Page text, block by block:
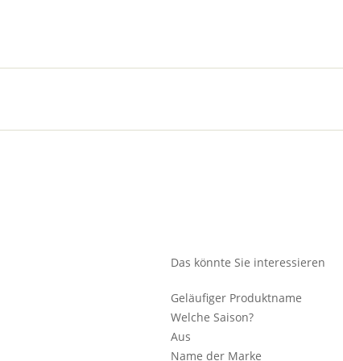
Das könnte Sie interessieren
Geläufiger Produktname
Welche Saison?
Aus
Name der Marke